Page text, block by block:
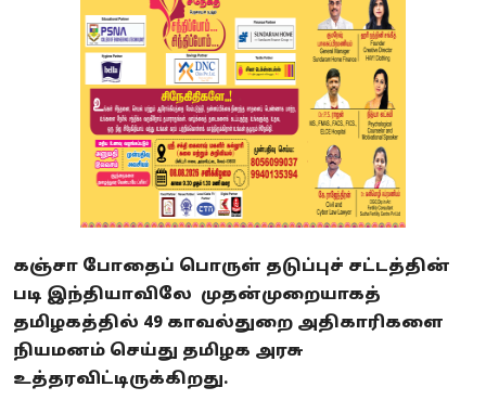
கஞ்சா போதைப் பொருள் தடுப்புச் சட்டத்தின்
படி இந்தியாவிலே முதன்முறையாகத்
தமிழகத்தில் 49 காவல்துறை அதிகாரிகளை
நியமனம் செய்து தமிழக அரசு
உத்தரவிட்டிருக்கிறது.